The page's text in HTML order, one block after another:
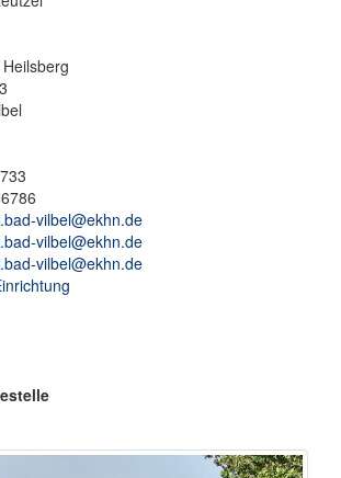
vilbel@ekhn.de
vilbel@ekhn.de
vilbel@ekhn.de